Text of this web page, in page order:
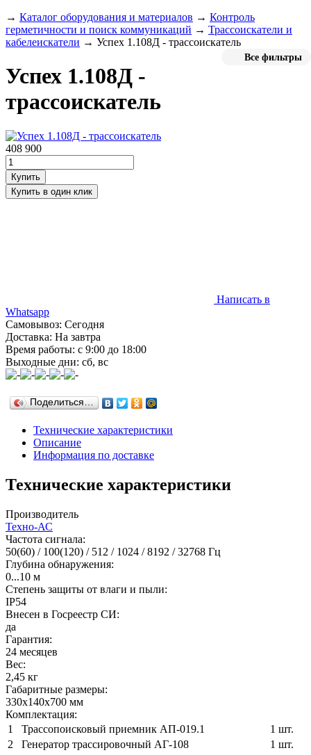
→ Каталог оборудования и материалов → Контроль
герметичности и поиск коммуникаций → Трассоискатели и
кабелеискатели → Успех 1.108Д - трассоискатель
Все фильтры
Успех 1.108Д -
трассоискатель
408 900
Написать в
Whatsapp
Самовывоз: Сегодня
Доставка: На завтра
Время работы: с 9:00 до 18:00
Выходные дни: сб, вс
Поделиться…
Технические характеристики
Описание
Информация по доставке
Технические характеристики
Производитель
Техно-АС
Частота сигнала:
50(60) / 100(120) / 512 / 1024 / 8192 / 32768 Гц
Глубина обнаружения:
0...10 м
Степень защиты от влаги и пыли:
IP54
Внесен в Госреестр СИ:
да
Гарантия:
24 месяцев
Вес:
2,45 кг
Габаритные размеры:
330х140х700 мм
Комплектация:
1
Трассопоисковый приемник АП-019.1
1 шт.
2
Генератор трассировочный АГ-108
1 шт.